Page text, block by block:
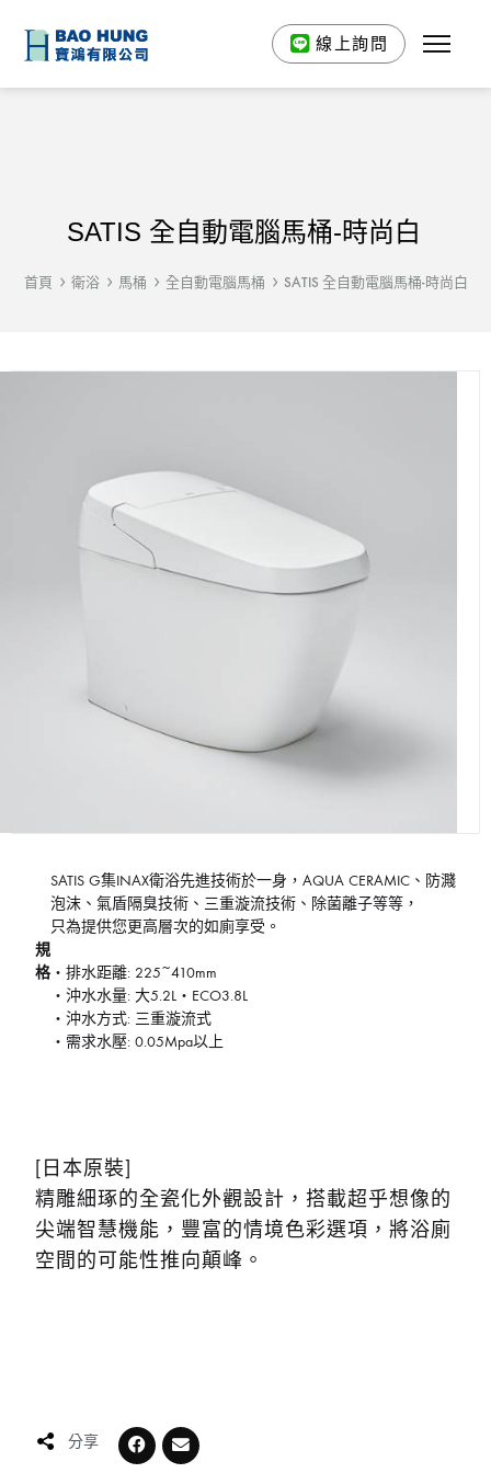
線上詢問
SATIS 全自動電腦馬桶-時尚白
首頁 衛浴 馬桶 全自動電腦馬桶 SATIS 全自動電腦馬桶-時尚白
規
格
SATIS G集INAX衛浴先進技術於一身，AQUA CERAMIC、防濺
泡沫、氣盾隔臭技術、三重漩流技術、除菌離子等等，
只為提供您更高層次的如廁享受。
・排水距離: 225~410mm
・沖水水量: 大5.2L・ECO3.8L
・沖水方式: 三重漩流式
・需求水壓: 0.05Mpa以上
[日本原裝]
精雕細琢的全瓷化外觀設計，搭載超乎想像的
尖端智慧機能，豐富的情境色彩選項，將浴廁
空間的可能性推向顛峰。
分享